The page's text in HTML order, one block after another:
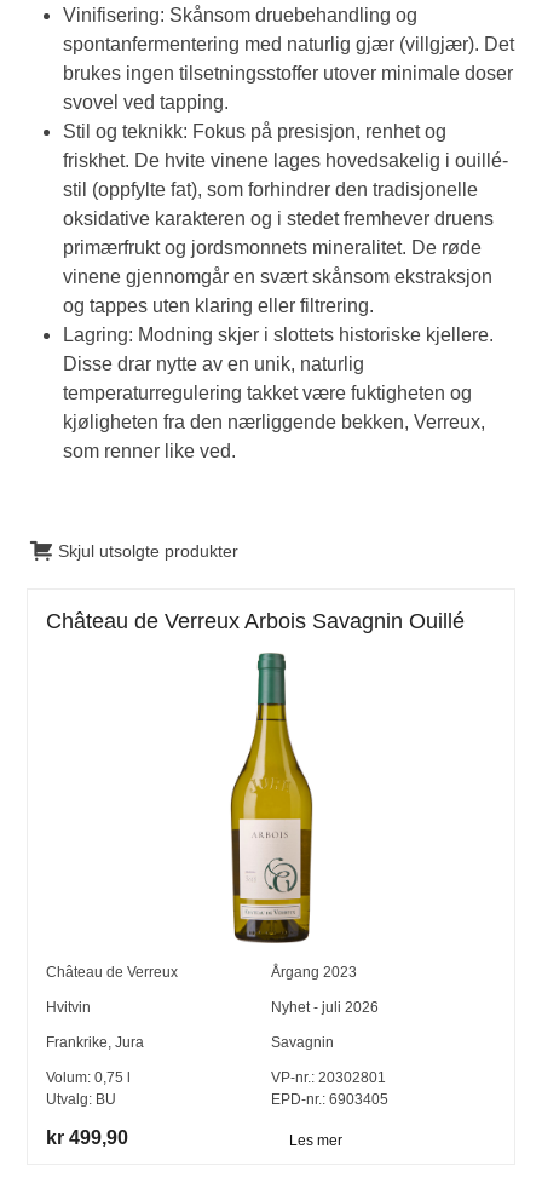
Vinifisering: Skånsom druebehandling og
spontanfermentering med naturlig gjær (villgjær). Det
brukes ingen tilsetningsstoffer utover minimale doser
svovel ved tapping.
Stil og teknikk: Fokus på presisjon, renhet og
friskhet. De hvite vinene lages hovedsakelig i ouillé-
stil (oppfylte fat), som forhindrer den tradisjonelle
oksidative karakteren og i stedet fremhever druens
primærfrukt og jordsmonnets mineralitet. De røde
vinene gjennomgår en svært skånsom ekstraksjon
og tappes uten klaring eller filtrering.
Lagring: Modning skjer i slottets historiske kjellere.
Disse drar nytte av en unik, naturlig
temperaturregulering takket være fuktigheten og
kjøligheten fra den nærliggende bekken, Verreux,
som renner like ved.
Skjul utsolgte produkter
Château de Verreux Arbois Savagnin Ouillé
Château de Verreux Årgang 2023
Hvitvin Nyhet - juli 2026
Frankrike ,Jura Savagnin
Volum:0,75 l
Utvalg: BU
VP-nr.: 20302801
EPD-nr.: 6903405
kr 499,90 Les mer